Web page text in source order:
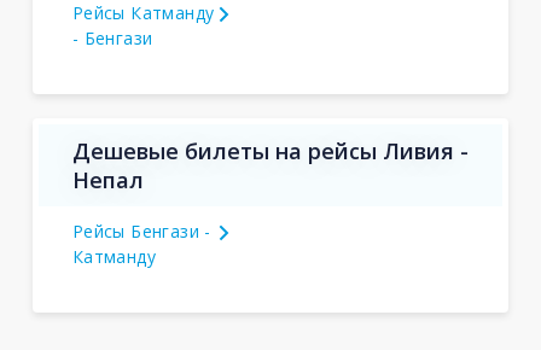
Рейсы Катманду
- Бенгази
Дешевые билеты на рейсы Ливия -
Непал
Рейсы Бенгази -
Катманду